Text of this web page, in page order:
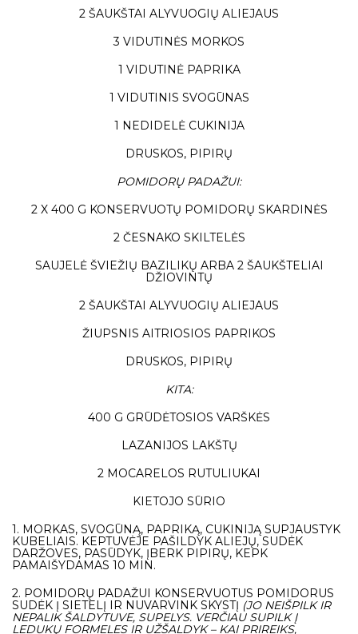
2 ŠAUKŠTAI ALYVUOGIŲ ALIEJAUS
3 VIDUTINĖS MORKOS
1 VIDUTINĖ PAPRIKA
1 VIDUTINIS SVOGŪNAS
1 NEDIDELĖ CUKINIJA
DRUSKOS, PIPIRŲ
POMIDORŲ PADAŽUI:
2 X 400 G KONSERVUOTŲ POMIDORŲ SKARDINĖS
2 ČESNAKO SKILTELĖS
SAUJELĖ ŠVIEŽIŲ BAZILIKŲ ARBA 2 ŠAUKŠTELIAI
DŽIOVINTŲ
2 ŠAUKŠTAI ALYVUOGIŲ ALIEJAUS
ŽIUPSNIS AITRIOSIOS PAPRIKOS
DRUSKOS, PIPIRŲ
KITA:
400 G GRŪDĖTOSIOS VARŠKĖS
LAZANIJOS LAKŠTŲ
2 MOCARELOS RUTULIUKAI
KIETOJO SŪRIO
1. MORKAS, SVOGŪNĄ, PAPRIKĄ, CUKINIJĄ SUPJAUSTYK
KUBELIAIS. KEPTUVĖJE PAŠILDYK ALIEJŲ, SUDĖK
DARŽOVES, PASŪDYK, ĮBERK PIPIRŲ, KEPK
PAMAIŠYDAMAS 10 MIN.
2. POMIDORŲ PADAŽUI KONSERVUOTUS POMIDORUS
SUDĖK Į SIETELĮ IR NUVARVINK SKYSTĮ (JO NEIŠPILK IR
NEPALIK ŠALDYTUVE, SUPELYS. VERČIAU SUPILK Į
LEDUKŲ FORMELES IR UŽŠALDYK – KAI PRIREIKS,